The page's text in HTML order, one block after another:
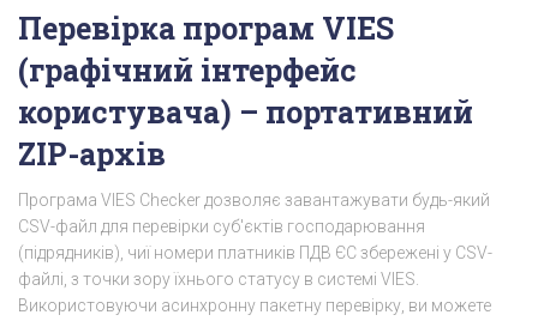
Перевірка програм VIES
(графічний інтерфейс
користувача) – портативний
ZIP-архів
Програма VIES Checker дозволяє завантажувати будь-який
CSV-файл для перевірки суб'єктів господарювання
(підрядників), чиї номери платників ПДВ ЄС збережені у CSV-
файлі, з точки зору їхнього статусу в системі VIES.
Використовуючи асинхронну пакетну перевірку, ви можете